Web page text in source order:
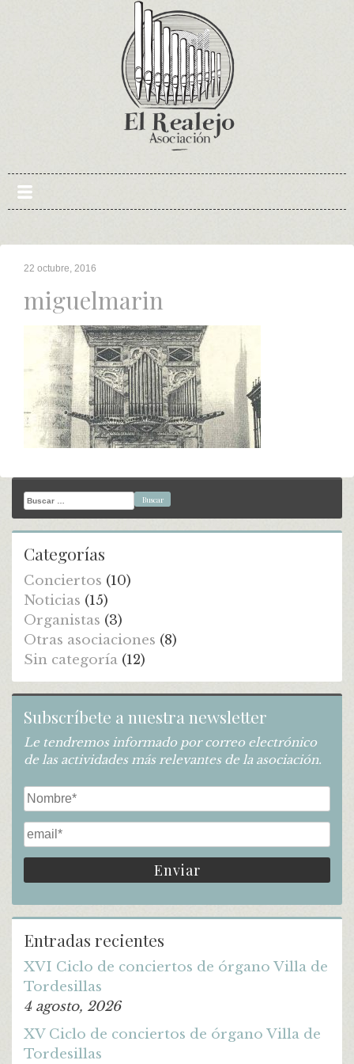
22 octubre, 2016
miguelmarin
Buscar:
Categorías
Conciertos (10)
Noticias (15)
Organistas (3)
Otras asociaciones (8)
Sin categoría (12)
Subscríbete a nuestra newsletter
Le tendremos informado por correo electrónico
de las actividades más relevantes de la asociación.
Entradas recientes
XVI Ciclo de conciertos de órgano Villa de
Tordesillas
4 agosto, 2026
XV Ciclo de conciertos de órgano Villa de
Tordesillas